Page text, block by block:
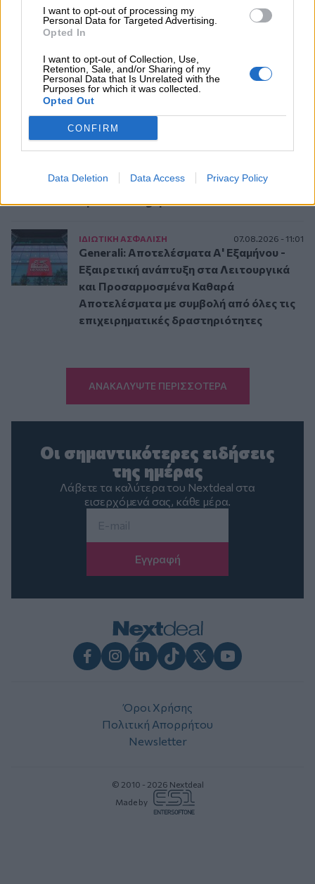
I want to opt-out of processing my
Personal Data for Targeted Advertising.
Opted In
I want to opt-out of Collection, Use,
Retention, Sale, and/or Sharing of my
Personal Data that Is Unrelated with the
Purposes for which it was collected.
Opted Out
CONFIRM
Data Deletion Data Access Privacy Policy
CrediaBank
CrediaBank: Οικονομικά Αποτελέσματα
A’ Εξαμήνου 2026 - Υψηλοί ρυθμοί
ανάπτυξης και νέα ρεκόρ επιδόσεων
ΙΔΙΩΤΙΚΗ ΑΣΦAΛΙΣΗ
Allianz: Ισχυρές επιδόσεις στο α’ εξάμηνο
αποτελέσματα με το κλείσιμο του
«protection gap»
ΙΔΙΩΤΙΚΗ ΑΣΦAΛΙΣΗ 07.08.2026 - 11:01
Generali: Αποτελέσματα Α' Εξαμήνου -
Εξαιρετική ανάπτυξη στα Λειτουργικά
και Προσαρμοσμένα Καθαρά
Αποτελέσματα με συμβολή από όλες τις
επιχειρηματικές δραστηριότητες
ΑΝΑΚΑΛΥΨΤΕ ΠΕΡΙΣΣΟΤΕΡΑ
Οι σημαντικότερες ειδήσεις
της ημέρας
Λάβετε τα καλύτερα του Nextdeal στα
εισερχόμενά σας, κάθε μέρα.
Όροι Χρήσης
Πολιτική Απορρήτου
Newsletter
© 2010 - 2026 Nextdeal
Made by